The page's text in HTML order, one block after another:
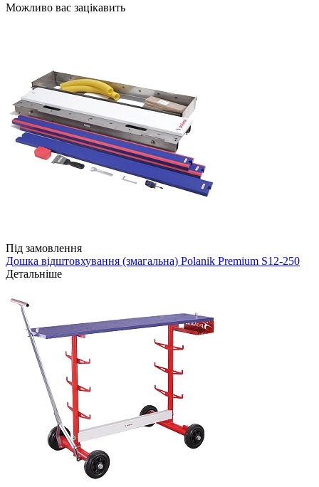
Можливо вас зацікавить
Під замовлення
Дошка відштовхування (змагальна) Polanik Premium S12-250
Детальніше